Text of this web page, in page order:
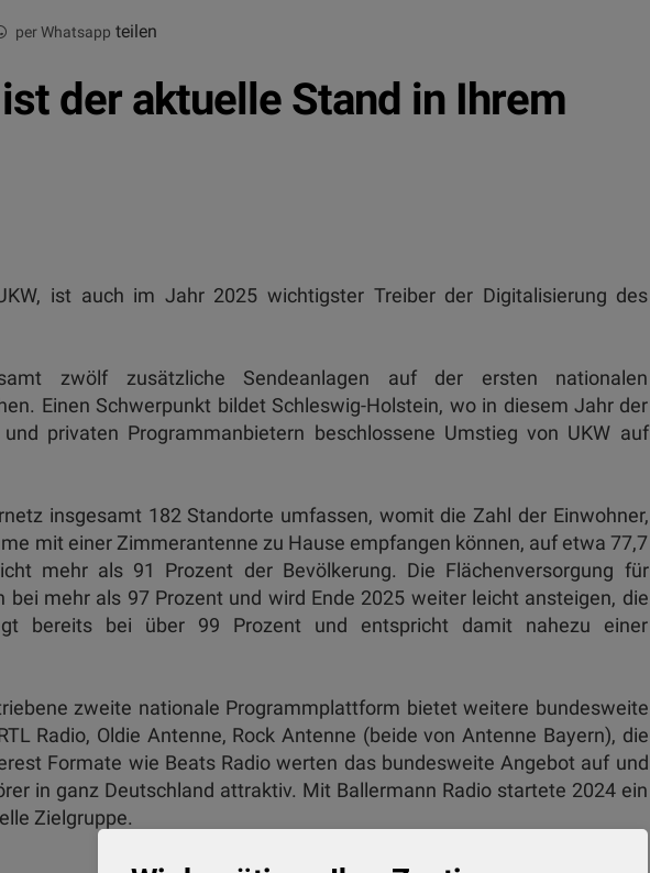
per Whatsapp teilen
der aktuelle Stand in Ihrem
ist auch im Jahr 2025 wichtigster Treiber der Digitalisierung des
zwölf zusätzliche Sendeanlagen auf der ersten nationalen
Einen Schwerpunkt bildet Schleswig-Holstein, wo in diesem Jahr der
privaten Programmanbietern beschlossene Umstieg von UKW auf
insgesamt 182 Standorte umfassen, womit die Zahl der Einwohner,
mit einer Zimmer­antenne zu Hause empfangen können, auf etwa 77,7
mehr als 91 Prozent der Bevölkerung. Die Flächenversorgung für
mehr als 97 Prozent und wird Ende 2025 weiter leicht ansteigen, die
bereits bei über 99 Prozent und entspricht damit nahezu einer
zweite nationale Programmplattform bietet weitere bundesweite
Radio, Oldie Antenne, Rock Antenne (beide von Antenne Bayern), die
Formate wie Beats Radio werten das bundesweite Angebot auf und
in ganz Deutschland attraktiv. Mit Ballermann Radio startete 2024 ein
Zielgruppe.